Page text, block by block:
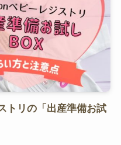
トリの「出産準備お試